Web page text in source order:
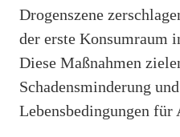
Drogenszene
der erste Konsumraum
Diese Maßnahmen
Schadensminderung
Lebensbedingungen für